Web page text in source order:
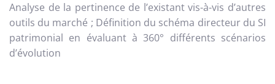
Analyse de la pertinence de l’existant vis-à-vis d’autres
outils du marché ; Définition du schéma directeur du SI
patrimonial en évaluant à 360° différents scénarios
d’évolution